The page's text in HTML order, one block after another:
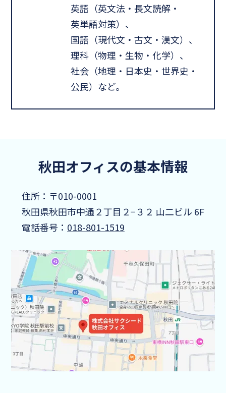
英語（英文法・長文読解・
英単語対策）、
国語（現代文・古文・漢文）、
理科（物理・生物・化学）、
社会（地理・日本史・世界史・
公民）など。
秋田オフィスの基本情報
住所： 〒010-0001
秋田県秋田市中通２丁目２−３２ 山二ビル 6F
電話番号： 018-801-1519